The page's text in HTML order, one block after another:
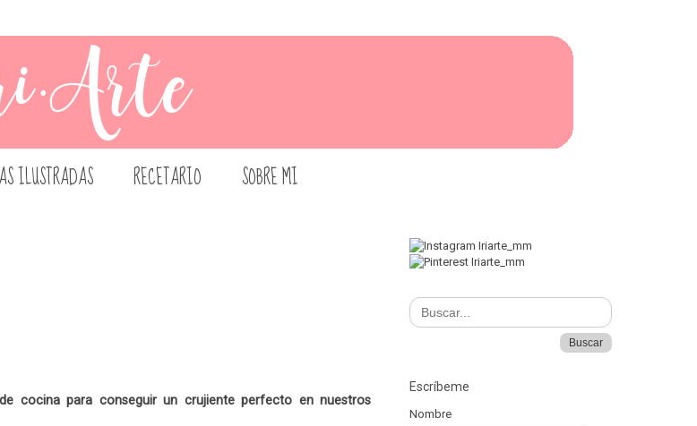
ILUSTRADAS RECETARIO SOBRE MI
cocina para conseguir un crujiente perfecto en nuestros
Escríbeme
Nombre